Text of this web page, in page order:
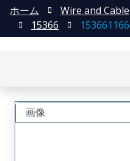
ホーム Wire and Cable
15366
153661166
画像